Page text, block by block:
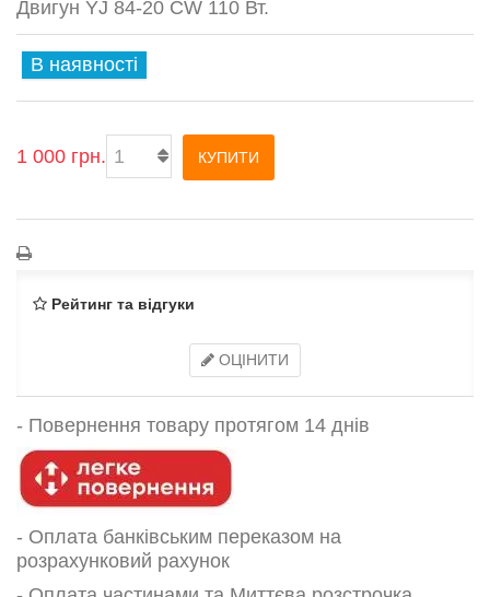
Двигун YJ 84-20 CW 110 Вт.
В наявності
1 000 грн. КУПИТИ
Рейтинг та відгуки
ОЦІНИТИ
- Повернення товару протягом 14 днів
- Оплата банківським переказом на
розрахунковий рахунок